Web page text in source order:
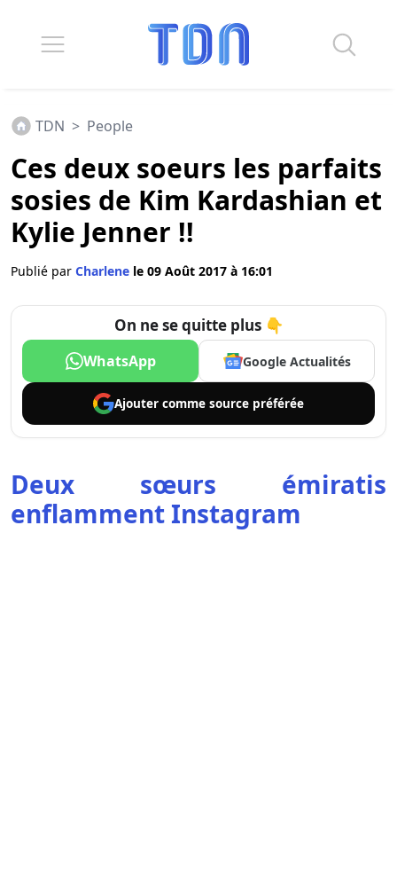
TDN > People
Ces deux soeurs les parfaits
sosies de Kim Kardashian et
Kylie Jenner !!
Publié par Charlene le 09 Août 2017 à 16:01
On ne se quitte plus 👇
WhatsApp Google Actualités
Ajouter comme source préférée
Deux sœurs émiratis
enflamment Instagram